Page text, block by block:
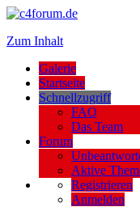
Zum Inhalt
Galerie
Startseite
Schnellzugriff
FAQ
Das Team
Forum
Aktive
Registrieren
Anmelden